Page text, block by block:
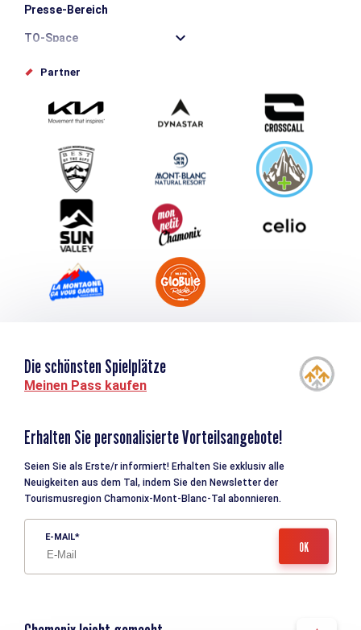
Presse-Bereich
TO-Space
Offices de tourisme
Schlagen Sie Ihr Event vor
Service groupes et séminaires
Herunterladen
Tourismus & Behinderung
Partner
Die schönsten Spielplätze
Meinen Pass kaufen
Erhalten Sie personalisierte Vorteilsangebote!
Seien Sie als Erste/r informiert! Erhalten Sie exklusiv alle
Neuigkeiten aus dem Tal, indem Sie den Newsletter der
Tourismusregion Chamonix-Mont-Blanc-Tal abonnieren.
E-MAIL